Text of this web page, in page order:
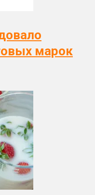
марок